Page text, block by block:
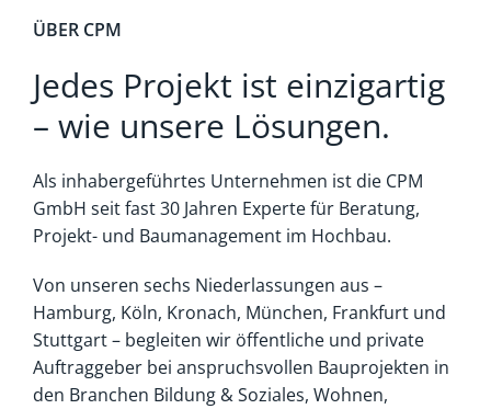
ÜBER CPM
Jedes Projekt ist einzigartig
– wie unsere Lösungen.
Als inhabergeführtes Unternehmen ist die CPM
GmbH seit fast 30 Jahren Experte für Beratung,
Projekt- und Baumanagement im Hochbau.
Von unseren sechs Niederlassungen aus –
Hamburg, Köln, Kronach, München, Frankfurt und
Stuttgart – begleiten wir öffentliche und private
Auftraggeber bei anspruchsvollen Bauprojekten in
den Branchen Bildung & Soziales, Wohnen,